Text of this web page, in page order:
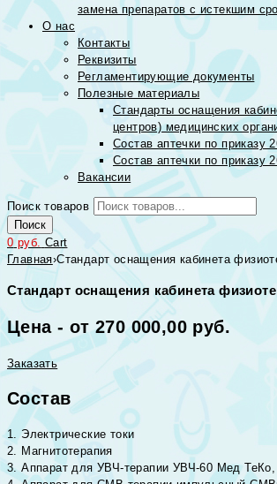
замена препаратов с истекшим
О нас
Контакты
Реквизиты
Регламентирующие документы
Полезные материалы
Стандарты оснащения
центров) медицинских
Состав аптечки по приказу
Состав аптечки по приказу
Вакансии
Поиск товаров
Поиск
0руб. Cart
Главная›Стандарт оснащения кабинета
Стандарт оснащения кабинета
Цена - от 270 000,00 руб.
Заказать
Состав
1. Электрические токи
2. Магнитотерапия
3. Аппарат для УВЧ-терапии УВЧ-60 Мед ТеКо,